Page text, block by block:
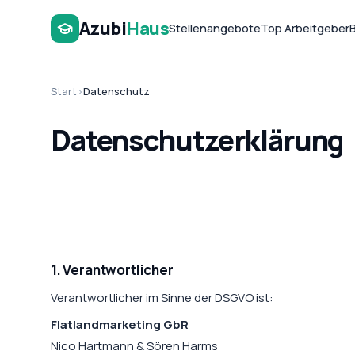
AzubiHausStellenangeboteTop Arbeitgeber
Start›Datenschutz
Datenschutz­erklärung
1. Verantwortlicher
Verantwortlicher im Sinne der DSGVO ist:
Flatlandmarketing GbR
Nico Hartmann & Sören Harms